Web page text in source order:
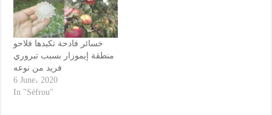
خسائر فادحة تكبدها فلاحو
منطقة إيموزار بسبب تبروري
فريد من نوعه
6 June، 2020
In "Séfrou"